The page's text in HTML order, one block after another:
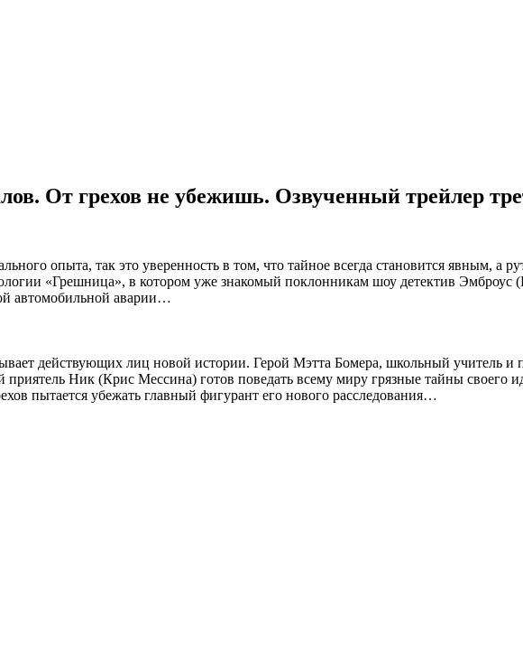
От грехов не убежишь. Озвученный трейлер
опыта, так это уверенность в том, что тайное всегда становится явным, а
«Грешница», в котором уже знакомый поклонникам шоу детектив
автомобильной аварии…
действующих лиц новой истории. Герой Мэтта Бомера, школьный учитель
Ник (Крис Мессина) готов поведать всему миру грязные тайны своего
пытается убежать главный фигурант его нового расследования…